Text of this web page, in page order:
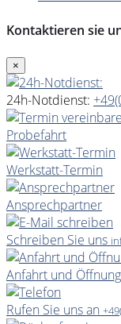
Kontaktieren sie
×
24h-Notdienst:
Probefahrt
Werkstatt-Termin
Ansprechpartner
Schreiben Sie uns
Anfahrt und
Rufen Sie uns an